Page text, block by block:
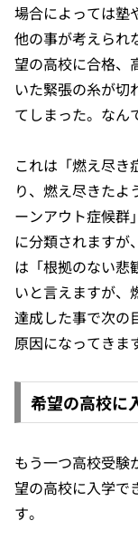
場合によっては塾
他の事が考えられ
望の高校に合格、
いた緊張の糸が切
てしまった。なん
これは「燃え尽き
り、燃え尽きたよ
ーンアウト症候群
に分類されますが
は「根拠のない悲
いと言えますが、
達成した事で次の
原因になってきま
希望の高校に
もう一つ高校受験
望の高校に入学で
す。